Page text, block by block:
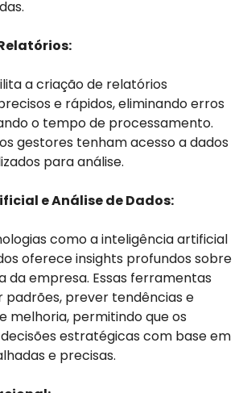
a criação de relatórios
e rápidos, eliminando erros
o tempo de processamento.
gestores tenham acesso a dados
para análise.
e Análise de Dados:
como a inteligência artificial
oferece insights profundos sobre
da empresa. Essas ferramentas
padrões, prever tendências e
melhoria, permitindo que os
estratégicas com base em
e precisas.